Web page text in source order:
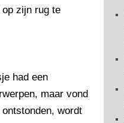
zijn rug te
had een
maar vond
wordt